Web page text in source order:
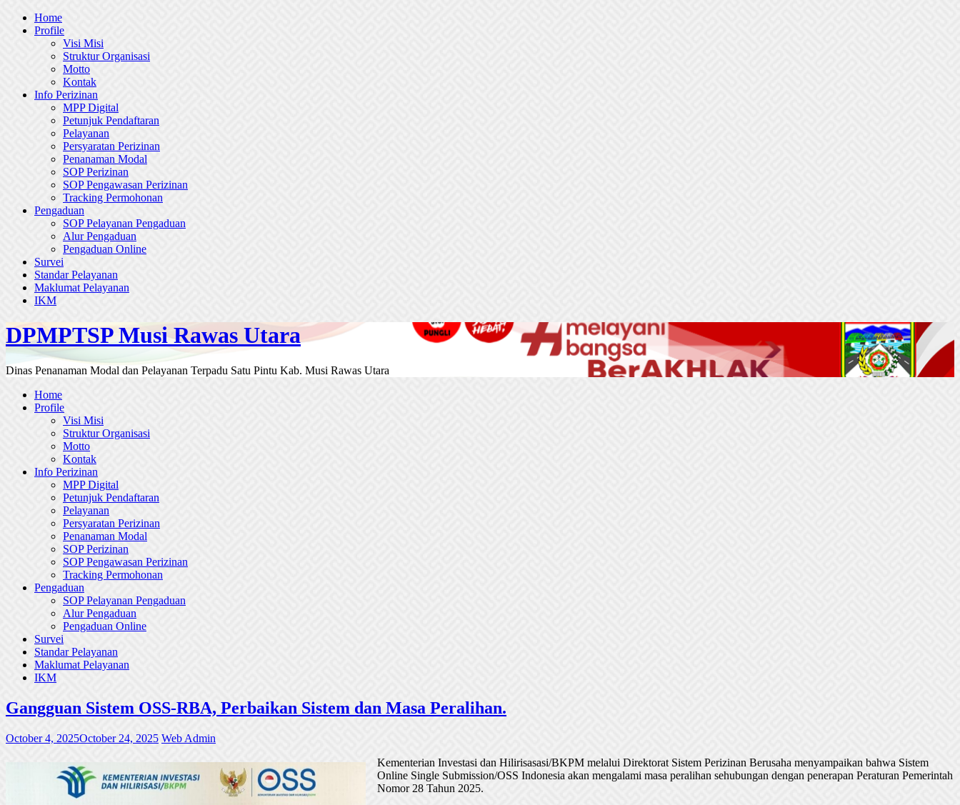
Skip
Home
Profile
Visi Misi
Struktur Organisasi
Motto
Kontak
Info Perizinan
MPP Digital
Petunjuk Pendaftaran
Pelayanan
Persyaratan Perizinan
Penanaman Modal
SOP Perizinan
SOP Pengawasan Perizinan
Tracking Permohonan
Pengaduan
SOP Pelayanan Pengaduan
Alur Pengaduan
Pengaduan Online
Survei
Standar Pelayanan
Maklumat Pelayanan
IKM
DPMPTSP Musi Rawas Utara
Dinas Penanaman Modal dan Pelayanan Terpadu Satu Pintu Kab. Musi Rawas Utara
Home
Profile
Visi Misi
Struktur Organisasi
Motto
Kontak
Info Perizinan
MPP Digital
Petunjuk Pendaftaran
Pelayanan
Persyaratan Perizinan
Penanaman Modal
SOP Perizinan
SOP Pengawasan Perizinan
Tracking Permohonan
Pengaduan
SOP Pelayanan Pengaduan
Alur Pengaduan
Pengaduan Online
Survei
Standar Pelayanan
Maklumat Pelayanan
IKM
Gangguan Sistem OSS-RBA, Perbaikan Sistem dan Masa Peralihan.
October 4, 2025October 24, 2025 Web Admin
Kementerian Investasi dan Hilirisasasi/BKPM melalui Direktorat Sistem Perizinan Berusaha menyampaikan bahwa Sistem
Online Single Submission/OSS Indonesia akan mengalami masa peralihan sehubungan dengan penerapan Peraturan Pemerintah
Nomor 28 Tahun 2025.